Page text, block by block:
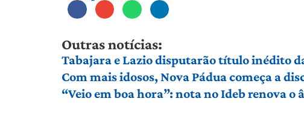
Outras notícias:
Tabajara e Lazio disputarão título inédito
Com mais idosos, Nova Pádua começa a
“Veio em boa hora”: nota no Ideb renova